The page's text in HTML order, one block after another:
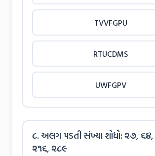
TVVFGPU
RTUCDMS
UWFGPV
૮. અલગ પડતી સંખ્યા શોધો: ૨૭,
૨૧૬, ૨૮૯